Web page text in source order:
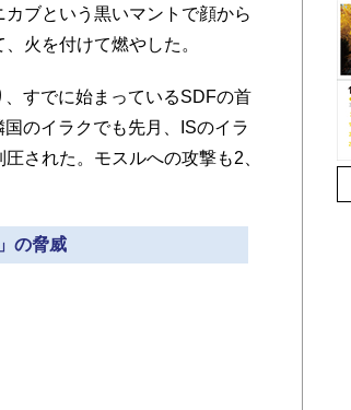
ブという黒いマントで顔から
火を付けて燃やした。
すでに始まっているSDFの首
のイラクでも先月、ISのイラ
された。モスルへの攻撃も2、
の脅威